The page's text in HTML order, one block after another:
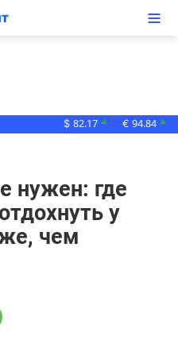
$ 82.17 ▲ € 94.84 ▲
нужен: где
у
чем